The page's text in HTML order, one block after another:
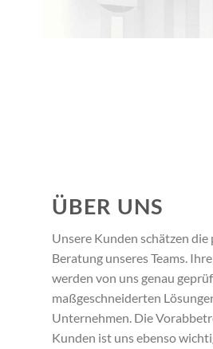
ÜBER UNS
Unsere Kunden schätzen die
Beratung unseres Teams.
werden von uns genau
maßgeschneiderten
Unternehmen. Die
Kunden ist uns ebenso